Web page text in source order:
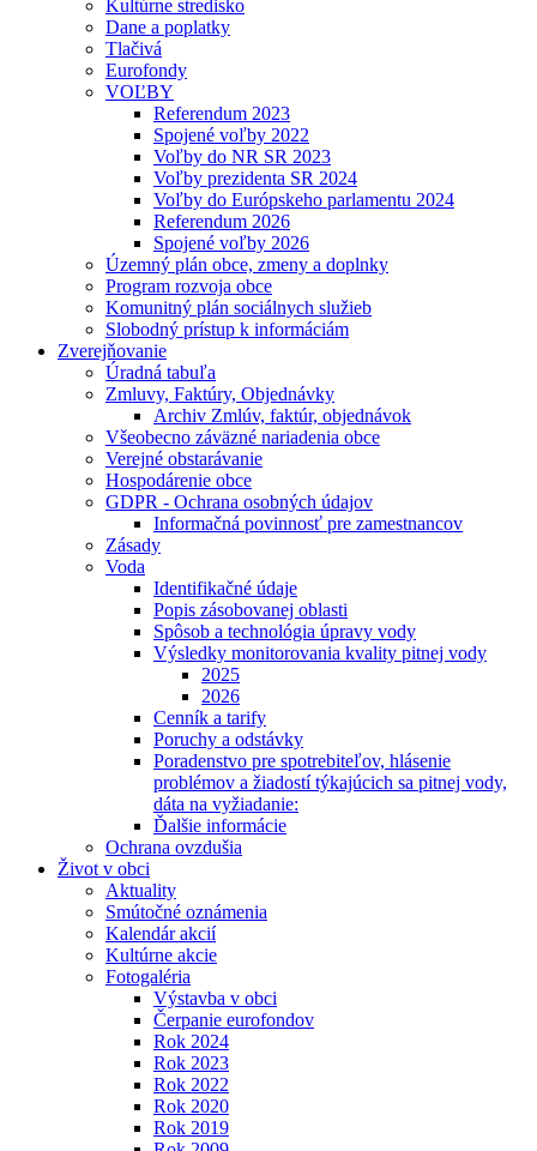
Kultúrne stredisko
Dane a poplatky
Tlačivá
Eurofondy
VOĽBY
Referendum 2023
Spojené voľby 2022
Voľby do NR SR 2023
Voľby prezidenta SR 2024
Voľby do Európskeho parlamentu 2024
Referendum 2026
Spojené voľby 2026
Územný plán obce, zmeny a doplnky
Program rozvoja obce
Komunitný plán sociálnych služieb
Slobodný prístup k informáciám
Zverejňovanie
Úradná tabuľa
Zmluvy, Faktúry, Objednávky
Archiv Zmlúv, faktúr, objednávok
Všeobecno záväzné nariadenia obce
Verejné obstarávanie
Hospodárenie obce
GDPR - Ochrana osobných údajov
Informačná povinnosť pre zamestnancov
Zásady
Voda
Identifikačné údaje
Popis zásobovanej oblasti
Spôsob a technológia úpravy vody
Výsledky monitorovania kvality pitnej vody
2025
2026
Cenník a tarify
Poruchy a odstávky
Poradenstvo pre spotrebiteľov, hlásenie
problémov a žiadostí týkajúcich sa pitnej vody,
dáta na vyžiadanie:
Ďalšie informácie
Ochrana ovzdušia
Život v obci
Aktuality
Smútočné oznámenia
Kalendár akcií
Kultúrne akcie
Fotogaléria
Výstavba v obci
Čerpanie eurofondov
Rok 2024
Rok 2023
Rok 2022
Rok 2020
Rok 2019